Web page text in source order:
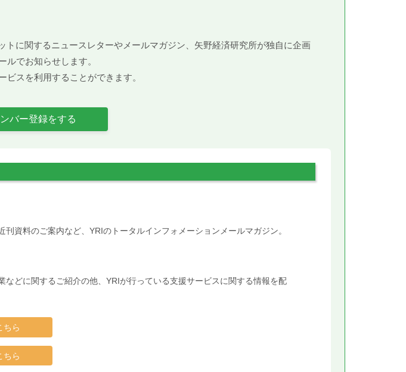
に関するニュースレターやメールマガジン、矢野経済研究所が独自に企画
ルでお知らせします。
スを利用することができます。
バー登録をする
資料のご案内など、YRIのトータルインフォメーションメールマガジン。
どに関するご紹介の他、YRIが行っている支援サービスに関する情報を配
ちら
ちら